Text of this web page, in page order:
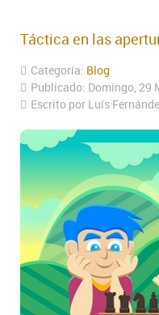
Táctica en las
Categoría: Blog
Publicado: Domingo, 29
Escrito por Luís